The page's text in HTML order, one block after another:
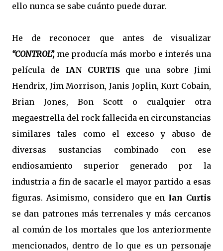
ello nunca se sabe cuánto puede durar.
He de reconocer que antes de visualizar
“CONTROL”,me producía más morbo e interés una
película de IAN CURTISque una sobre Jimi
Hendrix, Jim Morrison, Janis Joplin, Kurt Cobain,
Brian Jones, Bon Scott o cualquier otra
megaestrella del rock fallecida en circunstancias
similares tales como el exceso y abuso de
diversas sustancias combinado con ese
endiosamiento superior generado por la
industria a fin de sacarle el mayor partido a esas
figuras. Asimismo, considero que en Ian Curtis
se dan patrones más terrenales y más cercanos
al común de los mortales que los anteriormente
mencionados, dentro de lo que es un personaje